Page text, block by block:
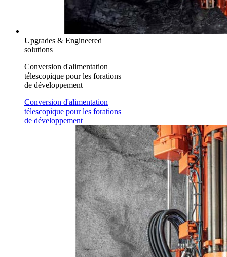
Upgrades & Engineered
solutions
Conversion d'alimentation
télescopique pour les forations
de développement
Conversion d'alimentation
télescopique pour les forations
de développement